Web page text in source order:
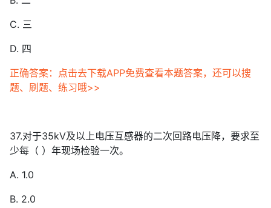
C. 三
D. 四
正确答案：点击去下载APP免费查看本题答案，还可以搜
题、刷题、练习哦>>
37.对于35kV及以上电压互感器的二次回路电压降，要求至
少每（ ）年现场检验一次。
A. 1.0
B. 2.0